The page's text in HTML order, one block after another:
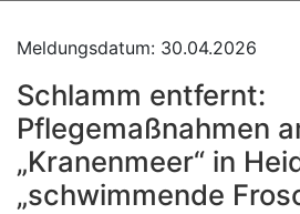
Meldungsdatum: 30.04.2026
Schlamm entfernt:
Pflegemaßnahmen
„Kranenmeer“ in
„schwimmende